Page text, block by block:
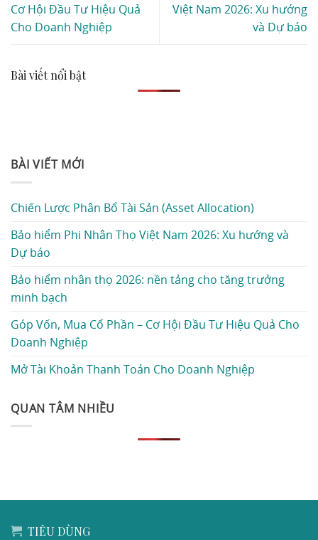
Cơ Hội Đầu Tư Hiệu Quả
Cho Doanh Nghiệp
Việt Nam 2026: Xu hướng
và Dự báo
Bài viết nổi bật
BÀI VIẾT MỚI
Chiến Lược Phân Bổ Tài Sản (Asset Allocation)
Bảo hiểm Phi Nhân Thọ Việt Nam 2026: Xu hướng và
Dự báo
Bảo hiểm nhân thọ 2026: nền tảng cho tăng trưởng
minh bạch
Góp Vốn, Mua Cổ Phần – Cơ Hội Đầu Tư Hiệu Quả Cho
Doanh Nghiệp
Mở Tài Khoản Thanh Toán Cho Doanh Nghiệp
QUAN TÂM NHIỀU
TIÊU DÙNG